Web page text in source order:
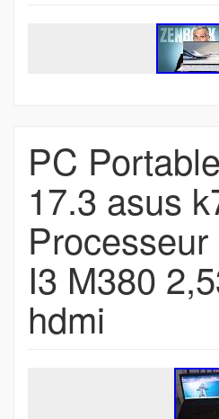
PC
17.3 asus
I3 M380
hdmi